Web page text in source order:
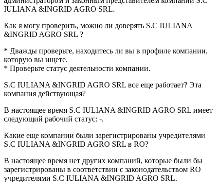
IULIANA &INGRID AGRO SRL.
Как я могу проверить, можно ли доверять S.C IULIANA
&INGRID AGRO SRL ?
* Дважды проверьте, находитесь ли вы в профиле компании,
которую вы ищете.
* Проверьте статус деятельности компании.
S.C IULIANA &INGRID AGRO SRL все еще работает? Эта
компания действующая?
В настоящее время S.C IULIANA &INGRID AGRO SRL имеет
следующий рабочий статус: -.
Какие еще компании были зарегистрированы учредителями
S.C IULIANA &INGRID AGRO SRL в RO?
В настоящее время нет других компаний, которые были бы
зарегистрированы в соответствии с законодательством RO
учредителями S.C IULIANA &INGRID AGRO SRL.